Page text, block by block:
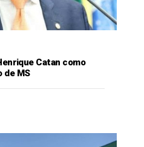
Catan como
de MS